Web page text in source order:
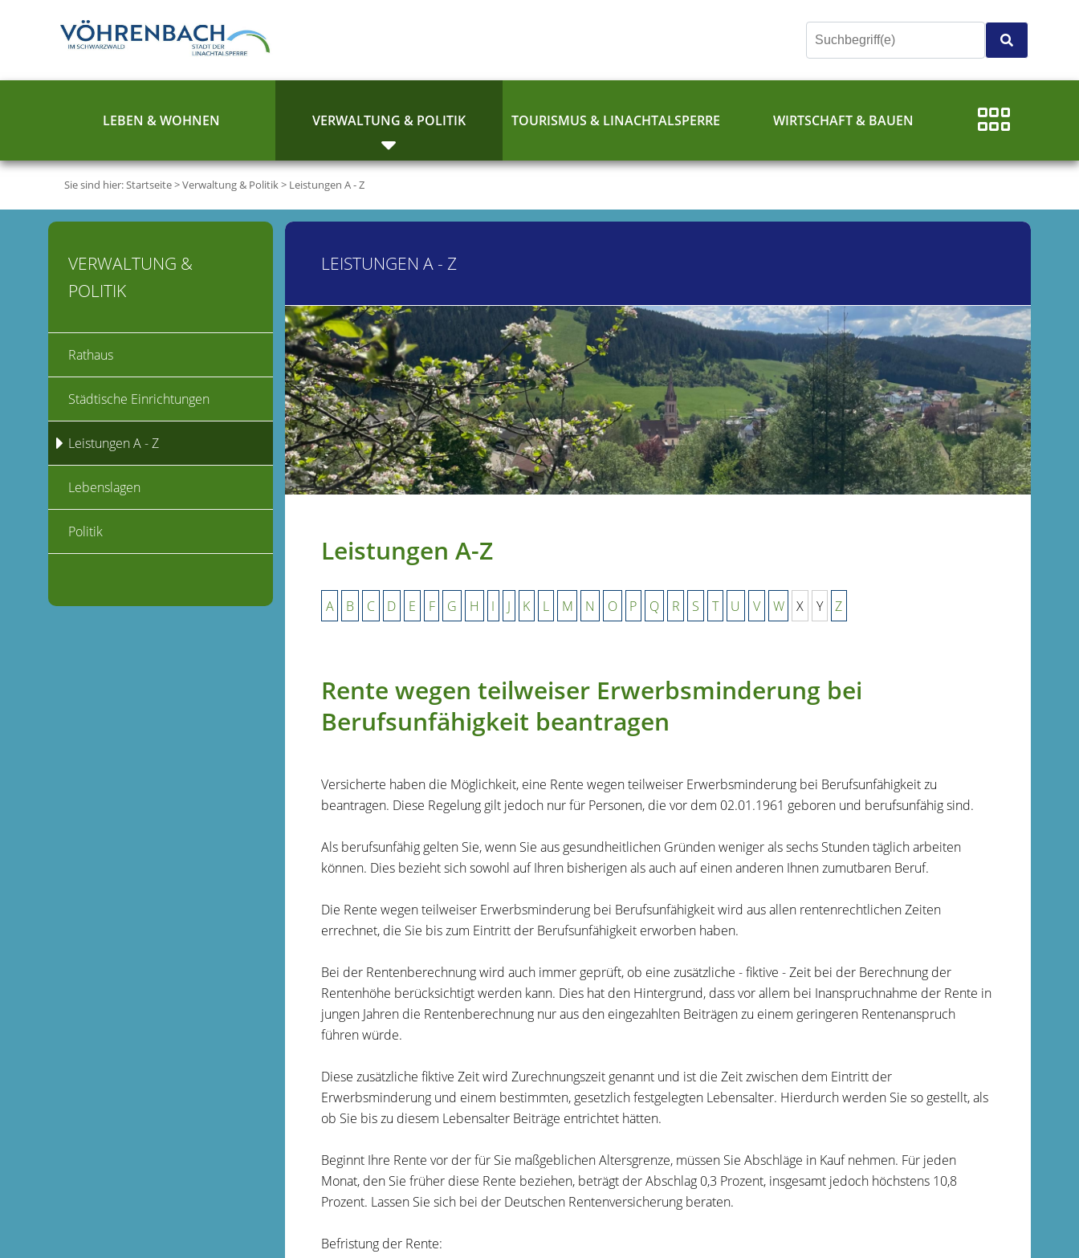
LEBEN & WOHNEN VERWALTUNG & POLITIK TOURISMUS & LINACHTALSPERRE WIRTSCHAFT & BAUEN
Sie sind hier:Startseite>Verwaltung & Politik> Leistungen A - Z
LEISTUNGEN A - Z
Leistungen A-Z
A B C D E F G H I J K L M N O P Q R S T U V W X Y Z
Rente wegen teilweiser Erwerbsminderung bei
Berufsunfähigkeit beantragen
Versicherte haben die Möglichkeit, eine Rente wegen teilweiser Erwerbsminderung bei Berufsunfähigkeit zu
beantragen. Diese Regelung gilt jedoch nur für Personen, die vor dem 02.01.1961 geboren und berufsunfähig sind.
Als berufsunfähig gelten Sie, wenn Sie aus gesundheitlichen Gründen weniger als sechs Stunden täglich arbeiten
können. Dies bezieht sich sowohl auf Ihren bisherigen als auch auf einen anderen Ihnen zumutbaren Beruf.
Die Rente wegen teilweiser Erwerbsminderung bei Berufsunfähigkeit wird aus allen rentenrechtlichen Zeiten
errechnet, die Sie bis zum Eintritt der Berufsunfähigkeit erworben haben.
Bei der Rentenberechnung wird auch immer geprüft, ob eine zusätzliche - fiktive - Zeit bei der Berechnung der
Rentenhöhe berücksichtigt werden kann. Dies hat den Hintergrund, dass vor allem bei Inanspruchnahme der Rente in
jungen Jahren die Rentenberechnung nur aus den eingezahlten Beiträgen zu einem geringeren Rentenanspruch
führen würde.
Diese zusätzliche fiktive Zeit wird Zurechnungszeit genannt und ist die Zeit zwischen dem Eintritt der
Erwerbsminderung und einem bestimmten, gesetzlich festgelegten Lebensalter. Hierdurch werden Sie so gestellt, als
ob Sie bis zu diesem Lebensalter Beiträge entrichtet hätten.
Beginnt Ihre Rente vor der für Sie maßgeblichen Altersgrenze, müssen Sie Abschläge in Kauf nehmen. Für jeden
Monat, den Sie früher diese Rente beziehen, beträgt der Abschlag 0,3 Prozent, insgesamt jedoch höchstens 10,8
Prozent. Lassen Sie sich bei der Deutschen Rentenversicherung beraten.
Befristung der Rente:
VERWALTUNG &
POLITIK
Rathaus
Städtische Einrichtungen
Leistungen A - Z
Lebenslagen
Politik